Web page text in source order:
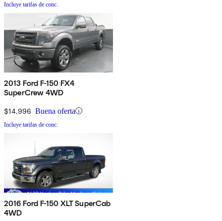
Incluye tarifas de conc.
2013 Ford F-150 FX4
SuperCrew 4WD
$14,996 Buena oferta
Incluye tarifas de conc.
2016 Ford F-150 XLT SuperCab
4WD